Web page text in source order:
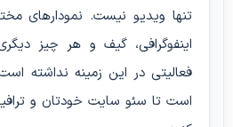
تنها ویدیو نیست. نمودارهای
اینفوگرافی، گیف و هر چیز
فعالیتی در این زمینه نداشته
است تا سئو سایت خودتان و